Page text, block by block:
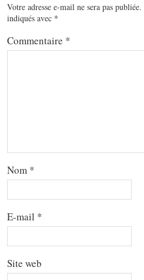
Votre adresse e-mail ne sera pas publiée.
indiqués avec *
Commentaire *
Nom *
E-mail *
Site web